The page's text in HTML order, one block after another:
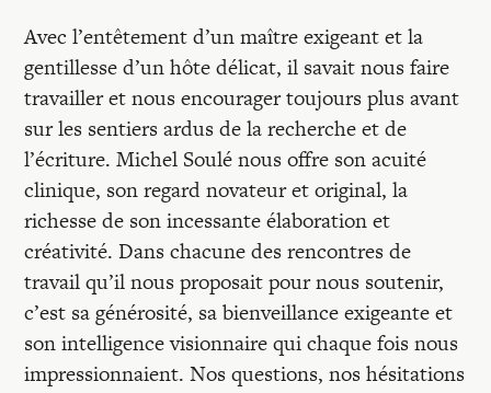
Avec l’entêtement d’un maître exigeant et la
gentillesse d’un hôte délicat, il savait nous faire
travailler et nous encourager toujours plus avant
sur les sentiers ardus de la recherche et de
l’écriture. Michel Soulé nous offre son acuité
clinique, son regard novateur et original, la
richesse de son incessante élaboration et
créativité. Dans chacune des rencontres de
travail qu’il nous proposait pour nous soutenir,
c’est sa générosité, sa bienveillance exigeante et
son intelligence visionnaire qui chaque fois nous
impressionnaient. Nos questions, nos hésitations